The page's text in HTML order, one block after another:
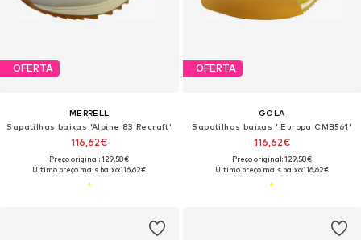
OFERTA
MERRELL
Sapatilhas baixas 'Alpine 83 Recraft'
116,62€
Preço original: 129,58€
Último preço mais baixo:116,62€
OFERTA
GOLA
Sapatilhas baixas ' Europa CMB561'
116,62€
Preço original: 129,58€
Último preço mais baixo:116,62€